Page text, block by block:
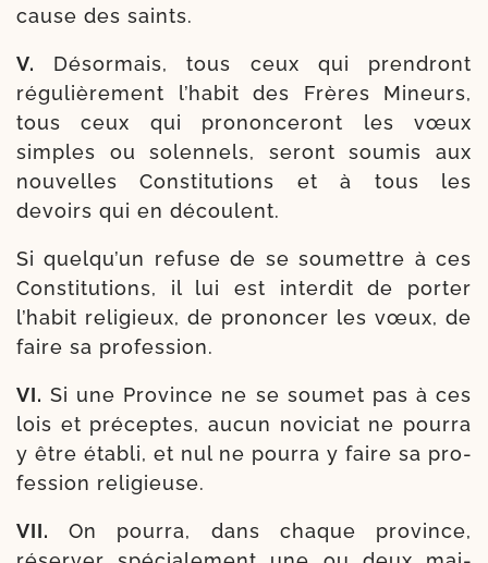
cause des saints.
V. Désormais, tous ceux qui pren­dront
régu­liè­re­ment l’ha­bit des Frères Mineurs,
tous ceux qui pro­non­ce­ront les vœux
simples ou solen­nels, seront sou­mis aux
nou­velles Constitutions et à tous les
devoirs qui en découlent.
Si quel­qu’un refuse de se sou­mettre à ces
Constitutions, il lui est inter­dit de por­ter
l’ha­bit reli­gieux, de pro­non­cer les vœux, de
faire sa profession.
VI. Si une Province ne se sou­met pas à ces
lois et pré­ceptes, aucun novi­ciat ne pour­ra
y être éta­bli, et nul ne pour­ra y faire sa pro­
fes­sion religieuse.
VII. On pour­ra, dans chaque pro­vince,